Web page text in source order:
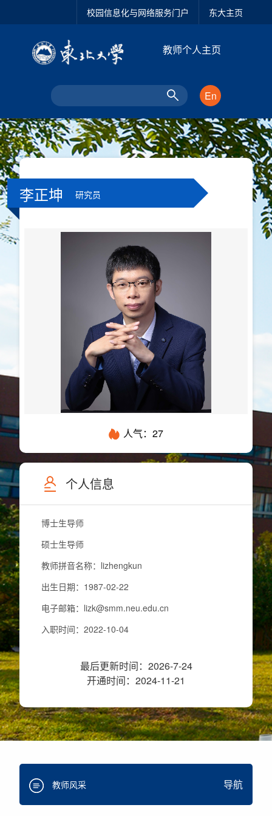
东大主页
校园信息化与网络服务门户
教师个人主页
En
李正坤 研究员
人气： 27
个人信息
博士生导师
硕士生导师
教师拼音名称：lizhengkun
出生日期：1987-02-22
电子邮箱： lizk@smm.neu.edu.cn
入职时间：2022-10-04
职称：研究员
毕业院校：中国科学院金属研究所
最后更新时间： 2026-7-24
开通时间： 2024-11-21
导航
教师风采